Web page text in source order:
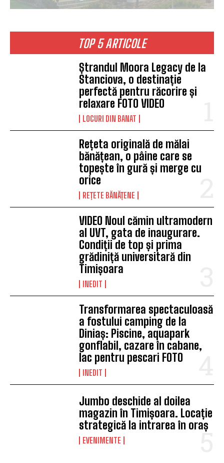
TOP 5 ARTICOLE
Ștrandul Moora Legacy de la
Stanciova, o destinație
perfectă pentru răcorire și
relaxare FOTO VIDEO
LOCURI DIN BANAT
Rețeta originală de mălai
bănățean, o pâine care se
topește în gură și merge cu
orice
REȚETE BĂNĂȚENE
VIDEO Noul cămin ultramodern
al UVT, gata de inaugurare.
Condiții de top și prima
grădiniță universitară din
Timișoara
INEDIT
Transformarea spectaculoasă
a fostului camping de la
Diniaș: Piscine, aquapark
gonflabil, cazare în cabane,
lac pentru pescari FOTO
INEDIT
Jumbo deschide al doilea
magazin în Timișoara. Locație
strategică la intrarea în oraș
EVENIMENTE